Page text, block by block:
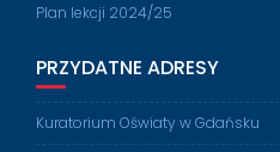
Plan lekcji 2024/25
PRZYDATNE ADRESY
Kuratorium Oświaty w Gdańsku